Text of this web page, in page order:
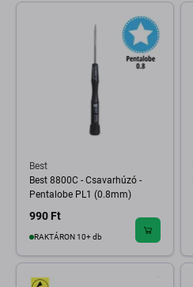
Best
Best 8800C - Csavarhúzó -
Pentalobe PL1 (0.8mm)
990 Ft
RAKTÁRON 10+ db